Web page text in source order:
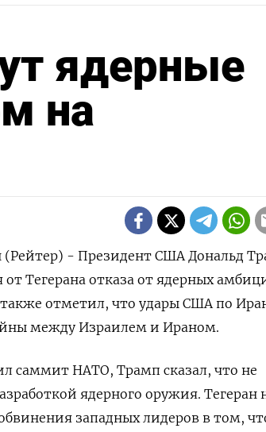
ядерные
на
- Президент США Дональд
от Тегерана отказа от ядерных
отметил, что удары США по
между Израилем и Ираном.
саммит НАТО, Трамп сказал, что не
ядерного оружия. Тегеран
западных лидеров в том,